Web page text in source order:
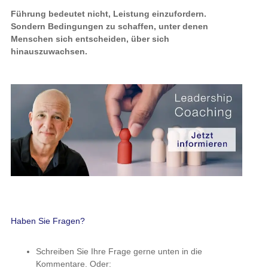
Führung bedeutet nicht, Leistung einzufordern.
Sondern Bedingungen zu schaffen, unter denen
Menschen sich entscheiden, über sich
hinauszuwachsen.
Haben Sie Fragen?
Schreiben Sie Ihre Frage gerne unten in die
Kommentare. Oder: